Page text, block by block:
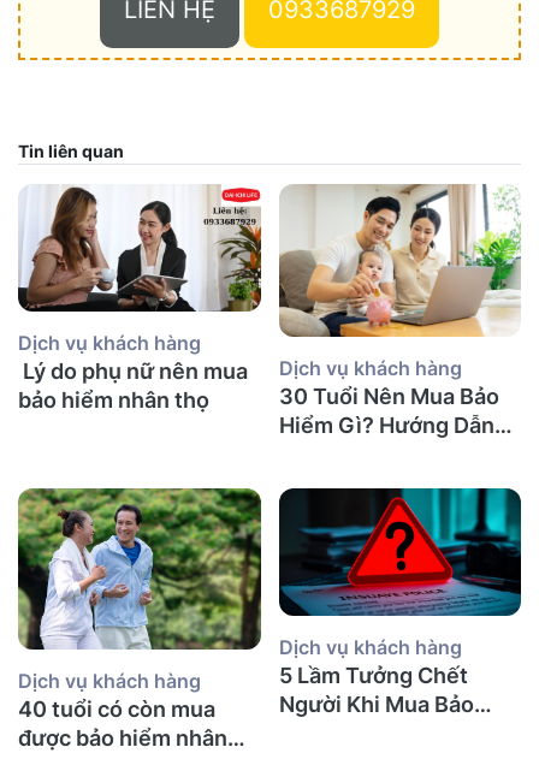
LIÊN HỆ 0933687929
Tin liên quan
Dịch vụ khách hàng
Lý do phụ nữ nên mua
bảo hiểm nhân thọ
Dịch vụ khách hàng
30 Tuổi Nên Mua Bảo
Hiểm Gì? Hướng Dẫn
Dịch vụ khách hàng
40 tuổi có còn mua
được bảo hiểm nhân
Dịch vụ khách hàng
5 Lầm Tưởng Chết
Người Khi Mua Bảo